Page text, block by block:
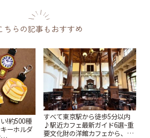
ちらの記事もおすすめ
!約500種
ーホルダ
すべて東京駅から徒歩5分以内
♪駅近カフェ最新ガイド6選~重
要文化財の洋館カフェから、改